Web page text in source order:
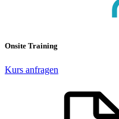
Onsite Training
Kurs anfragen